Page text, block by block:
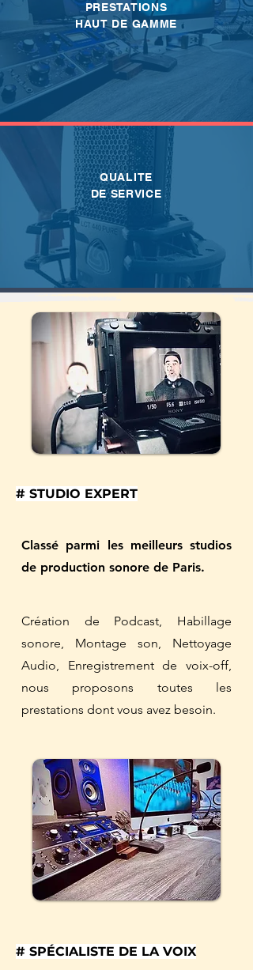
# STUDIO EXPERT
Classé parmi les meilleurs studios
de production sonore de Paris.
Création de Podcast, Habillage
sonore, Montage son, Nettoyage
Audio, Enregistrement de voix-off,
nous proposons toutes les
prestations dont vous avez besoin.
# SPÉCIALISTE DE LA VOIX
PRESTATIONS
HAUT DE GAMME
QUALITE
DE SERVICE